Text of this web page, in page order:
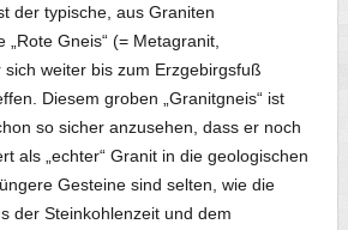
der typische, aus Graniten
„Rote Gneis“ (= Metagranit,
sich weiter bis zum Erzgebirgsfuß
Diesem groben „Granitgneis“ ist
so sicher anzusehen, dass er noch
als „echter“ Granit in die geologischen
Gesteine sind selten, wie die
der Steinkohlenzeit und dem